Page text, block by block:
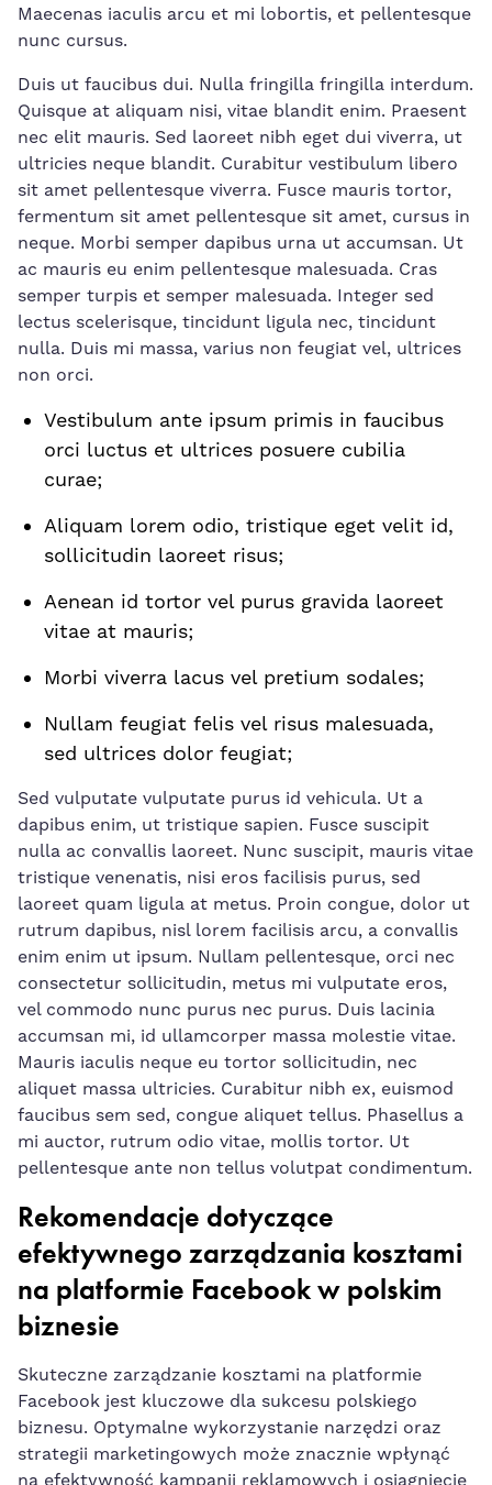
Maecenas iaculis arcu et ⁣mi lobortis, et pellentesque
nunc ⁣cursus.
Duis ut ⁤faucibus dui. Nulla fringilla fringilla interdum.
Quisque at aliquam nisi,⁤ vitae blandit enim. Praesent
nec elit mauris. Sed laoreet nibh eget dui viverra, ut
ultricies neque blandit. Curabitur vestibulum libero
sit amet pellentesque viverra. Fusce mauris tortor,
fermentum sit amet pellentesque ⁣sit amet, cursus‍ in
neque. Morbi semper dapibus urna ut accumsan. Ut
ac mauris eu enim pellentesque malesuada. Cras
semper turpis et semper malesuada. ⁣Integer sed
lectus scelerisque, tincidunt⁣ ligula nec, tincidunt
nulla. Duis mi massa, varius non feugiat vel, ultrices
non orci.
Vestibulum ante ipsum primis in faucibus
orci luctus et ultrices posuere cubilia
curae;
Aliquam lorem‍ odio,⁣ tristique eget velit id,
sollicitudin laoreet risus;
Aenean ⁢id tortor vel purus gravida laoreet
vitae at mauris;
Morbi ⁣viverra lacus vel pretium sodales;
Nullam feugiat ‌felis vel risus malesuada,
sed ultrices dolor feugiat;
Sed vulputate vulputate purus id vehicula. Ut a
dapibus enim, ut tristique sapien. Fusce suscipit
nulla ac convallis ⁣laoreet. Nunc suscipit, mauris vitae⁤
tristique venenatis, nisi eros facilisis purus, sed
laoreet quam ligula ‌at metus. Proin congue, dolor ut
‌rutrum dapibus, nisl⁢ lorem facilisis arcu, a convallis
enim enim ut ipsum. Nullam pellentesque, orci nec
consectetur sollicitudin, metus mi vulputate eros,
vel commodo nunc purus nec purus. ​Duis lacinia
accumsan mi, id ullamcorper massa molestie vitae.
Mauris iaculis neque eu tortor sollicitudin, nec
aliquet massa ultricies. Curabitur nibh ex, euismod
faucibus sem sed, congue aliquet tellus.⁤ Phasellus⁢ a
mi auctor, rutrum odio vitae, mollis tortor. Ut
pellentesque ante non tellus volutpat condimentum.
Rekomendacje dotyczące
efektywnego zarządzania kosztami
na platformie Facebook w polskim
biznesie
Skuteczne zarządzanie kosztami na platformie
Facebook jest kluczowe dla ⁢sukcesu polskiego
biznesu. Optymalne wykorzystanie narzędzi oraz
strategii marketingowych może znacznie wpłynąć
na efektywność kampanii​ reklamowych i osiągnięcie